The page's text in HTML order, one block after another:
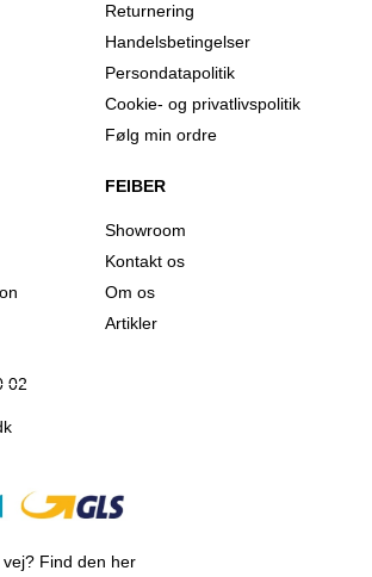
Returnering
Handelsbetingelser
Persondatapolitik
Cookie- og privatlivspolitik
Følg min ordre
FEIBER
Showroom
Kontakt os
Om os
Artikler
02
Find den her